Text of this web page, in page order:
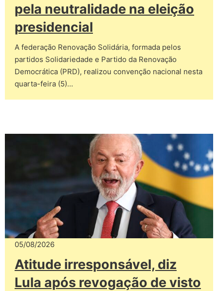
pela neutralidade na eleição
presidencial
A federação Renovação Solidária, formada pelos
partidos Solidariedade e Partido da Renovação
Democrática (PRD), realizou convenção nacional nesta
quarta-feira (5)…
05/08/2026
Atitude irresponsável, diz
Lula após revogação de visto